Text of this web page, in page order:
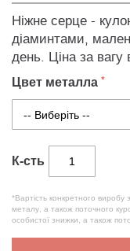
Ніжне серце -
діаминтами,
день. Ціна за
Цвет металла
К-сть
*Вартість конкретного виробу
металу, а також поточного
особистої знижки, а також